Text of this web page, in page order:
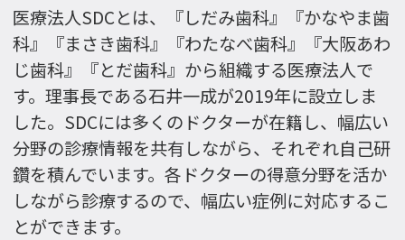
医療法人SDCとは、『しだみ歯科』『かなやま歯
科』『まさき歯科』『わたなべ歯科』『大阪あわ
じ歯科』『とだ歯科』から組織する医療法人で
す。理事長である石井一成が2019年に設立しま
した。SDCには多くのドクターが在籍し、幅広い
分野の診療情報を共有しながら、それぞれ自己研
鑽を積んでいます。各ドクターの得意分野を活か
しながら診療するので、幅広い症例に対応するこ
とができます。